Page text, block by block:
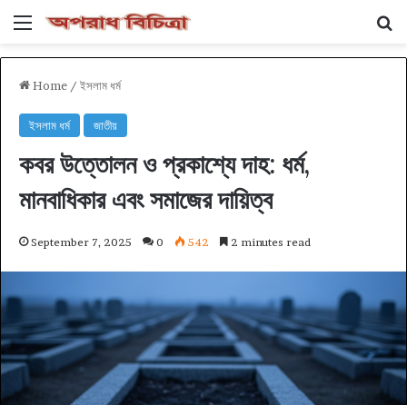
Menu
Home / ইসলাম ধর্ম
ইসলাম ধর্ম জাতীয়
কবর উত্তোলন ও প্রকাশ্যে দাহ: ধর্ম,
মানবাধিকার এবং সমাজের দায়িত্ব
September 7, 2025 0 542 2 minutes read